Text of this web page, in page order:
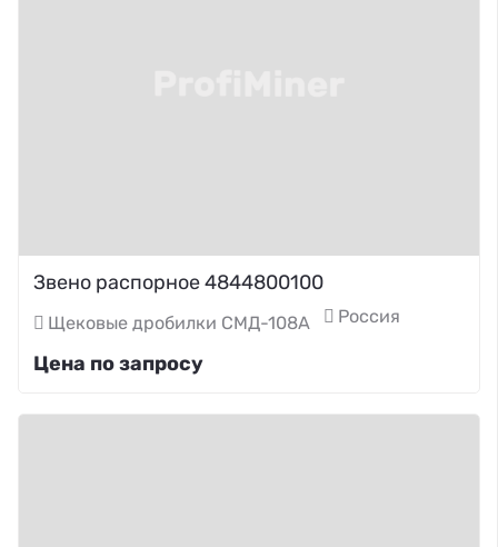
Звено распорное 4844800100
Щековые дробилки СМД-108А Россия
Цена по запросу